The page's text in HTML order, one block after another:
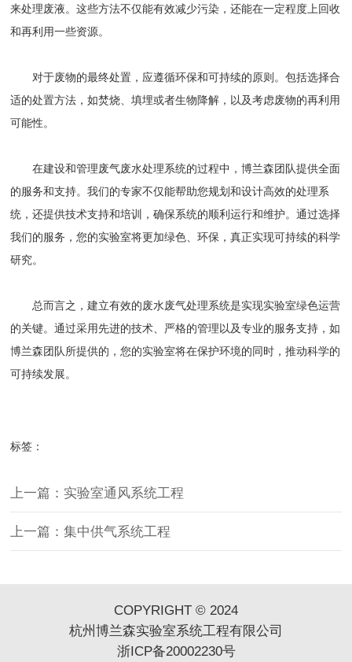
来处理废液。这些方法不仅能有效减少污染，还能在一定程度上回收
和再利用一些资源。
对于废物的最终处置，应遵循环保和可持续的原则。包括选择合
适的处置方法，如焚烧、填埋或者生物降解，以及考虑废物的再利用
可能性。
在建设和管理废气废水处理系统的过程中，博兰森 团队提供全面
的服务和支持。我们的专家不仅能帮助您规划和设计高效的处理系
统，还提供技术支持和培训，确保系统的顺利运行和维护。通过选择
我们 的服务，您的实验室将更加绿色、环保，真正实现可持续的科学
研究。
总而言之，建立有效的废水废气处理系统是实现实验室绿色运营
的关键。通过采用先进的技术、严格的管理以及专业的服务支持，如
博兰森 团队所提供的，您的实验室将在保护环境的同时，推动科学的
可持续发展。
标签：
上一篇：实验室通风系统工程
上一篇：集中供气系统工程
COPYRIGHT © 2024
杭州博兰森实验室系统工程有限公司
浙ICP备20002230号